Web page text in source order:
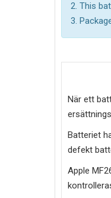
2. This
3.
När ett
Batteriet
defekt
Apple